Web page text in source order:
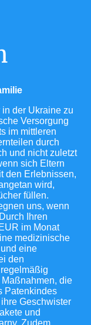
der Ukraine zu
Versorgung
im mittleren
durch
und nicht zuletzt
sich Eltern
den Erlebnissen,
wird,
füllen.
uns, wenn
Ihren
im Monat
medizinische
eine
den
die
Patenkindes
Geschwister
und
Zudem